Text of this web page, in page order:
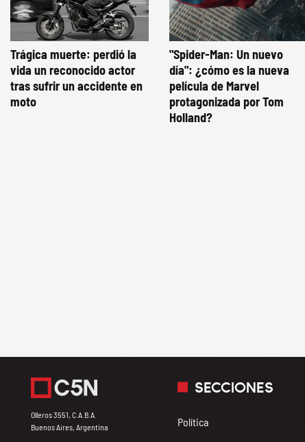
Trágica muerte: perdió la
vida un reconocido actor
tras sufrir un accidente en
moto
"Spider-Man: Un nuevo
día": ¿cómo es la nueva
película de Marvel
protagonizada por Tom
Holland?
Olleros 3551, C.A.B.A.
Buenos Aires, Argentina
SECCIONES
Política